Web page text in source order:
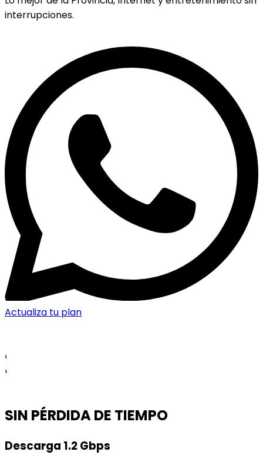
interrupciones.
Actualiza tu plan
‹
›
SIN PÉRDIDA DE TIEMPO
Descarga 1.2 Gbps